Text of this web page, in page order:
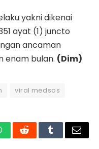
yakni dikenai
ayat (1) juncto
ancaman
enam bulan. (Dim)
viral medsos
RedditTumblrEmail